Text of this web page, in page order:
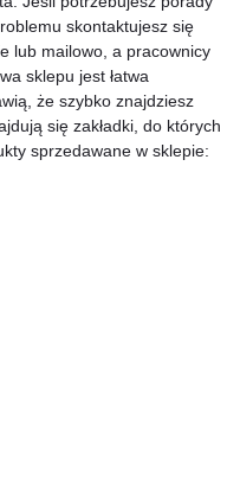
skontaktujesz się
lub mailowo, a pracownicy
sklepu jest łatwa
że szybko znajdziesz
się zakładki, do których
sprzedawane w sklepie: